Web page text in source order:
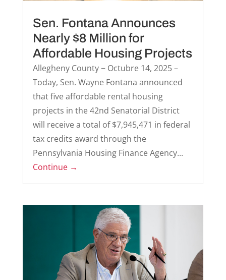
Sen. Fontana Announces
Nearly $8 Million for
Affordable Housing Projects
Allegheny County − Octubre 14, 2025 –
Today, Sen. Wayne Fontana announced
that five affordable rental housing
projects in the 42nd Senatorial District
will receive a total of $7,945,471 in federal
tax credits award through the
Pennsylvania Housing Finance Agency...
Continue →